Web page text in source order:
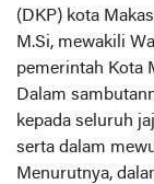
(DKP) kota
M.Si, mewakili
pemerintah Kota
Dalam
kepada seluruh
serta dalam
Menurutnya,